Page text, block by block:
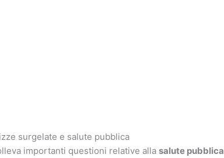
surgelate e salute pubblica
importanti questioni relative allasalute pubblica